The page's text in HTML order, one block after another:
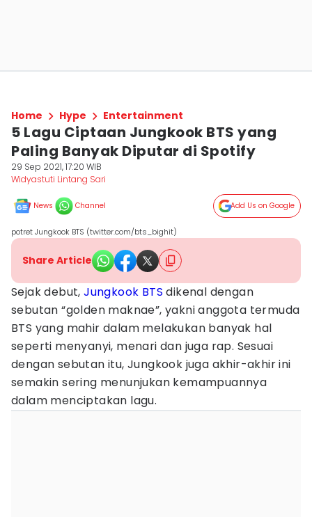
Home Hype Entertainment
5 Lagu Ciptaan Jungkook BTS yang
Paling Banyak Diputar di Spotify
29 Sep 2021, 17:20 WIB
Widyastuti Lintang Sari
News Channel Add Us on Google
potret Jungkook BTS (twitter.com/bts_bighit)
Share Article
Sejak debut,Jungkook BTS dikenal dengan
sebutan “golden maknae”, yakni anggota termuda
BTS yang mahir dalam melakukan banyak hal
seperti menyanyi, menari dan juga rap. Sesuai
dengan sebutan itu, Jungkook juga akhir-akhir ini
semakin sering menunjukan kemampuannya
dalam menciptakan lagu.